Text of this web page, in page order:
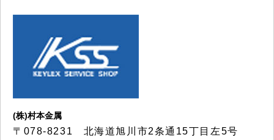
(株)村本金属
〒078-8231 北海道旭川市2条通15丁目左5号